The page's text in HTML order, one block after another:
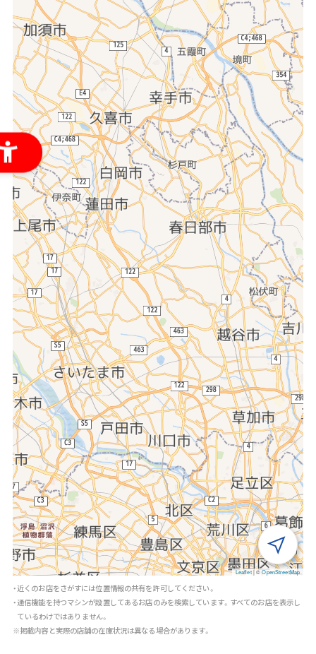
Leaflet | ©OpenStreetMap
・近くのお店をさがすには位置情報の共有を許可してください。
・通信機能を持つマシンが設置してあるお店のみを検索しています。すべてのお店を表示し
ているわけではありません。
※掲載内容と実際の店舗の在庫状況は異なる場合があります。